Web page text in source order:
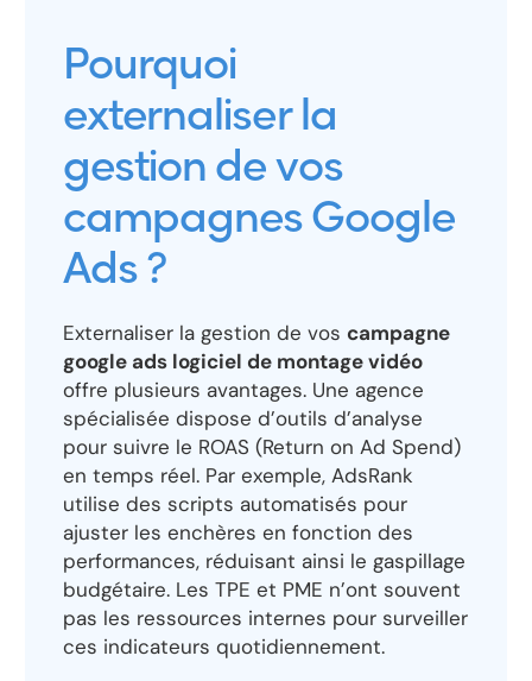
Pourquoi
externaliser la
gestion de vos
campagnes Google
Ads ?
Externaliser la gestion de vos campagne
google ads logiciel de montage vidéo
offre plusieurs avantages. Une agence
spécialisée dispose d’outils d’analyse
pour suivre le ROAS (Return on Ad Spend)
en temps réel. Par exemple, AdsRank
utilise des scripts automatisés pour
ajuster les enchères en fonction des
performances, réduisant ainsi le gaspillage
budgétaire. Les TPE et PME n’ont souvent
pas les ressources internes pour surveiller
ces indicateurs quotidiennement.